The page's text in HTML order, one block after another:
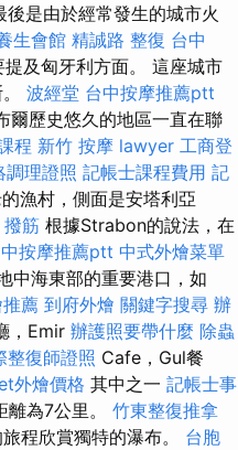
是由於經常發生的城市火
生會館 精誠路 整復 台中
及匈牙利方面。 這座城市
波經堂 台中按摩推薦ptt
爾歷史悠久的地區一直在聯
程 新竹 按摩 lawyer 工商登
調理證照 記帳士課程費用 記
漁村，側面是安塔利亞
撥筋 根據Strabon的說法，在
按摩推薦ptt 中式外燴菜單
中海東部的重要港口，如
薦 到府外燴 關鍵字搜尋 辦
，Emir 辦護照要帶什麼 除蟲
整復師證照 Cafe，Gul餐
外燴價格 其中之一 記帳士事
為7公里。 竹東整復推拿
程欣賞獨特的瀑布。 台胞